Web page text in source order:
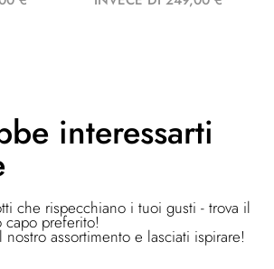
interessarti
che rispecchiano i tuoi gusti - trova il
capo preferito!
nostro assortimento e lasciati ispirare!